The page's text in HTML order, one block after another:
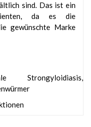
sind. Das ist ein
da es die
gewünschte Marke
Strongyloidiasis,